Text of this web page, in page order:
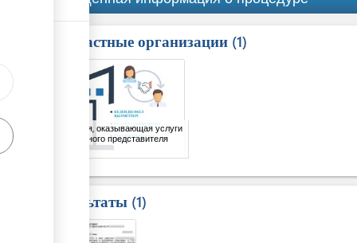
Причастные организации 1
Компания, оказывающая услуги
таможенного представителя
Результаты 1